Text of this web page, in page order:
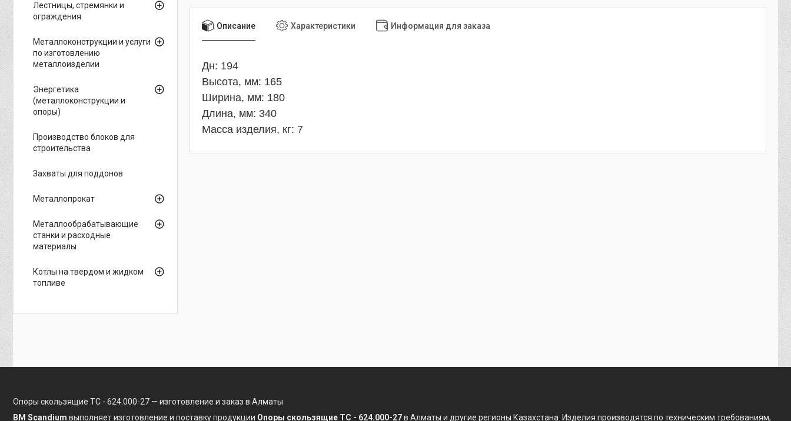
Описание Характеристики Информация для заказа
Дн: 194
Высота, мм: 165
Ширина, мм: 180
Длина, мм: 340
Масса изделия, кг: 7
Лестницы, стремянки и
ограждения
Металлоконструкции и услуги
по изготовлению
металлоизделии
Энергетика
(металлоконструкции и
опоры)
Производство блоков для
строительства
Захваты для поддонов
Металлопрокат
Металлообрабатывающие
станки и расходные
материалы
Котлы на твердом и жидком
топливе
Опоры скользящие ТС - 624.000-27 — изготовление и заказ в Алматы
BM Scandium выполняет изготовление и поставку продукции Опоры скользящие ТС - 624.000-27в Алматы и другие регионы Казахстана. Изделия производятся по техническим требованиям,